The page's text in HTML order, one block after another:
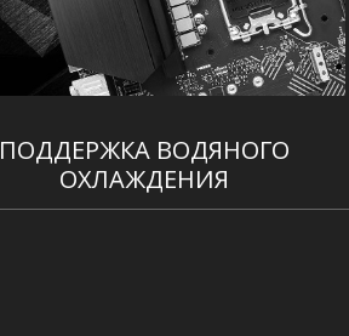
ПОДДЕРЖКА ВОДЯНОГО
ОХЛАЖДЕНИЯ